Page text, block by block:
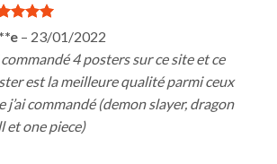
sur
– 23/01/2022
commandé 4 posters sur ce site et ce
est la meilleure qualité parmi ceux
j’ai commandé (demon slayer, dragon
et one piece)